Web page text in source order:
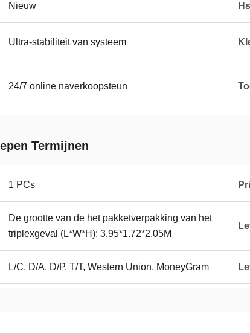
Nieuw
Ultra-stabiliteit van systeem
24/7 online naverkoopsteun
Termijnen
1 PCs
De grootte van de het pakketverpakking van het
triplexgeval (L*W*H): 3.95*1.72*2.05M
L/C, D/A, D/P, T/T, Western Union, MoneyGram